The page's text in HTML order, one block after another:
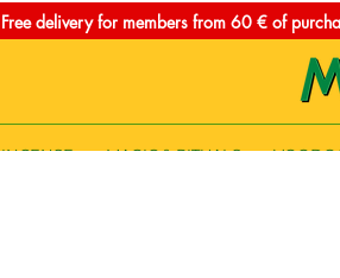
Free delivery for members from 60 € of
INCENSE MAGIC & RITUALS